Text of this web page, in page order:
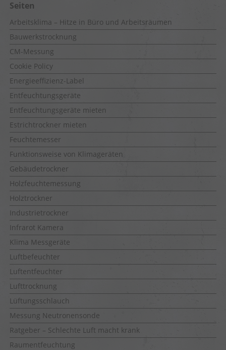
Seiten
Arbeitsklima – Hitze in Büro und Arbeitsräumen
Bauwerkstrocknung
CM-Messung
Cookie Policy
Energieeffizienz-Label
Entfeuchtungsgeräte
Entfeuchtungsgeräte mieten
Estrichtrockner mieten
Feuchtemesser
Funktionsweise von Klimageräten
Gebäudetrockner
Holzfeuchtemessung
Holztrockner
Industrietrockner
Infrarot Kamera
Klima Messgeräte
Luftbefeuchter
Luftentfeuchter
Lufttrocknung
Lüftungsschlauch
Messung Neutronensonde
Ratgeber – Schlechte Luft macht krank
Raumentfeuchtung